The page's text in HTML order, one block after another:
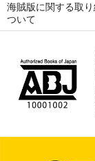
海賊版に関する取り
ついて